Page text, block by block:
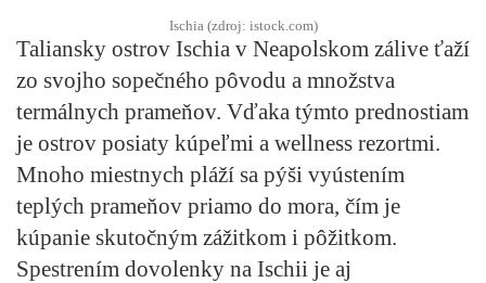
Ischia (zdroj: istock.com)
Taliansky ostrov Ischia v Neapolskom zálive ťaží
zo svojho sopečného pôvodu a množstva
termálnych prameňov. Vďaka týmto prednostiam
je ostrov posiaty kúpeľmi a wellness rezortmi.
Mnoho miestnych pláží sa pýši vyústením
teplých prameňov priamo do mora, čím je
kúpanie skutočným zážitkom i pôžitkom.
Spestrením dovolenky na Ischii je aj